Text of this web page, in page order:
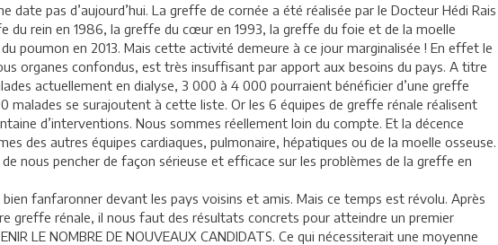
date pas d’aujourd’hui. La greffe de cornée a été réalisée par le Docteur Hédi Rais
du rein en 1986, la greffe du cœur en 1993, la greffe du foie et de la moelle
poumon en 2013. Mais cette activité demeure à ce jour marginalisée ! En effet le
organes confondus, est très insuffisant par apport aux besoins du pays. A titre
actuellement en dialyse, 3 000 à 4 000 pourraient bénéficier d’une greffe
malades se surajoutent à cette liste. Or les 6 équipes de greffe rénale réalisent
d’interventions. Nous sommes réellement loin du compte. Et la décence
des autres équipes cardiaques, pulmonaire, hépatiques ou de la moelle osseuse.
nous pencher de façon sérieuse et efficace sur les problèmes de la greffe en
fanfaronner devant les pays voisins et amis. Mais ce temps est révolu. Après
greffe rénale, il nous faut des résultats concrets pour atteindre un premier
LE NOMBRE DE NOUVEAUX CANDIDATS. Ce qui nécessiterait une moyenne